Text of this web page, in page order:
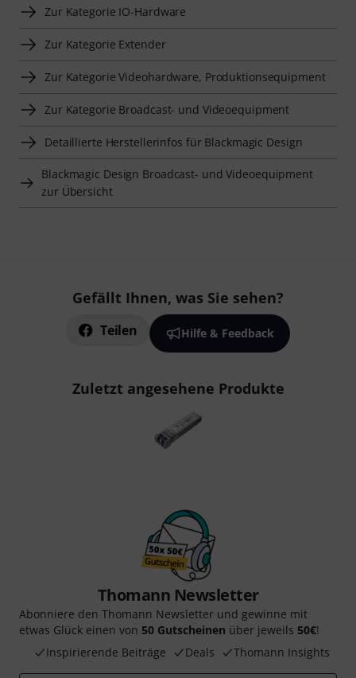
Zur Kategorie IO-Hardware
Zur Kategorie Extender
Zur Kategorie Videohardware, Produktionsequipment
Zur Kategorie Broadcast- und Videoequipment
Detaillierte Herstellerinfos für Blackmagic Design
Blackmagic Design Broadcast- und Videoequipment
zur Übersicht
Gefällt Ihnen, was Sie sehen?
Teilen Hilfe & Feedback
Zuletzt angesehene Produkte
Thomann Newsletter
Abonniere den Thomann Newsletter und gewinne mit
etwas Glück einen von 50 Gutscheinen über jeweils 50€!
Inspirierende Beiträge
Deals Thomann Insights